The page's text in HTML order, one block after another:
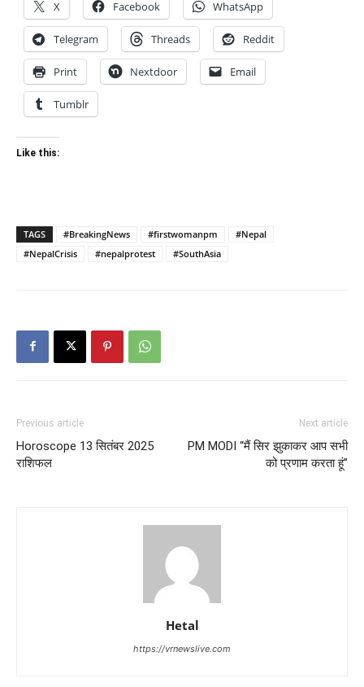
X Facebook WhatsApp
Telegram Threads Reddit
Print Nextdoor Email
Tumblr
Like this:
TAGS #BreakingNews #firstwomanpm
#Nepal
#NepalCrisis
#nepalprotest #SouthAsia
Previous article
Horoscope 13 सितंबर 2025
राशिफल
Next article
PM MODI “मैं सिर झुकाकर आप सभी
को प्रणाम करता हूं”
Hetal
https://vrnewslive.com